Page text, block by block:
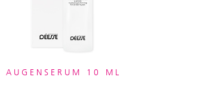
AUGENSERUM 10 ML